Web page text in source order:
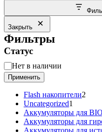
Закрыть
Фильтры
Статус
Статус
Нет в наличии
Применить
Flash накопители2
Uncategorized1
товар
Аккумуляторы для
Аккумуляторы для